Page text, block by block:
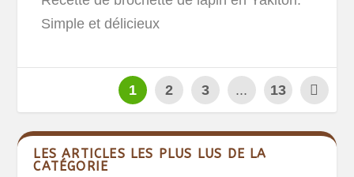
Simple et délicieux
1 2 3 ... 13
LES ARTICLES LES PLUS LUS DE LA
CATÉGORIE